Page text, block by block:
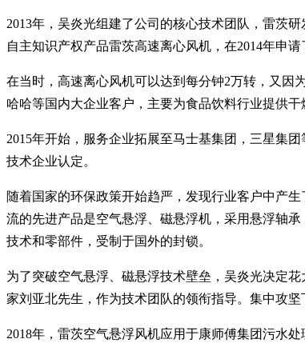
2013年，吴炎光组建了公司的核心技术团队，雷茨
自主知识产权产品雷茨高速离心风机，在2014年申请
在当时，高速离心风机可以达到每分钟2万转，又因
哈哈等国内大企业客户，主要为食品饮料行业提供干
2015年开始，服务企业拓展至马士基集团，三星集
技术企业认定。
随着国家的环保政策开始趋严，发现行业客户中产
流的先进产品是空气悬浮、磁悬浮机，采用悬浮轴
技术和零部件，受制于国外的封锁。
为了突破空气悬浮、磁悬浮技术壁垒，吴炎光决定
家刘亚北先生，作为技术团队的领衔指导。集中攻
2018年，雷茨空气悬浮风机应用于康师傅集团污水